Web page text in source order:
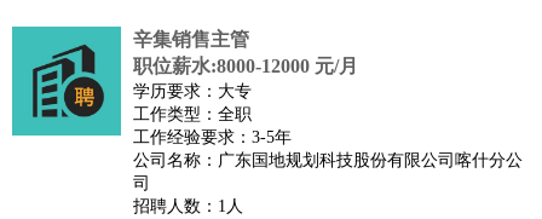
辛集销售主管
职位薪水:8000-12000 元/月
学历要求：大专
工作类型：全职
工作经验要求：3-5年
公司名称：广东国地规划科技股份有限公司喀什分公
司
招聘人数：1人